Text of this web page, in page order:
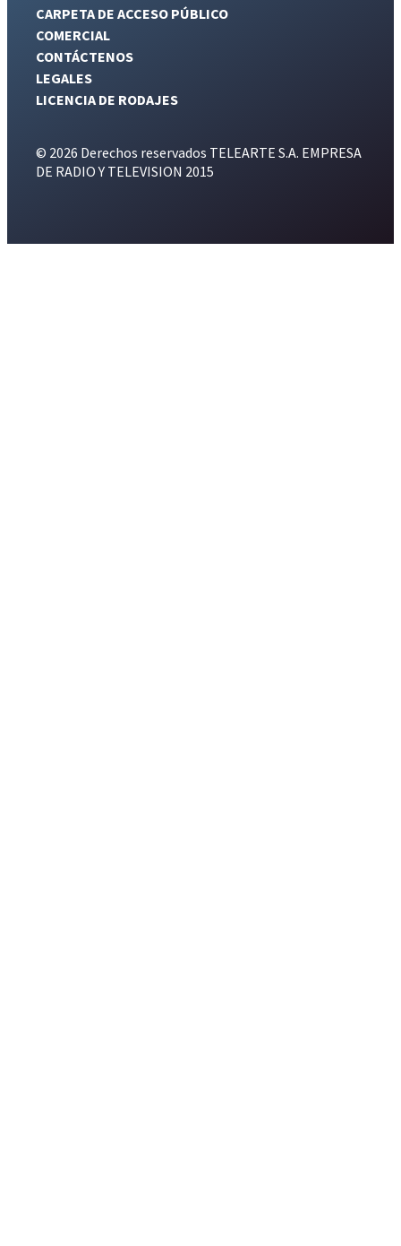
CARPETA DE ACCESO PÚBLICO
COMERCIAL
CONTÁCTENOS
LEGALES
LICENCIA DE RODAJES
© 2026 Derechos reservados TELEARTE S.A. EMPRESA
DE RADIO Y TELEVISION 2015